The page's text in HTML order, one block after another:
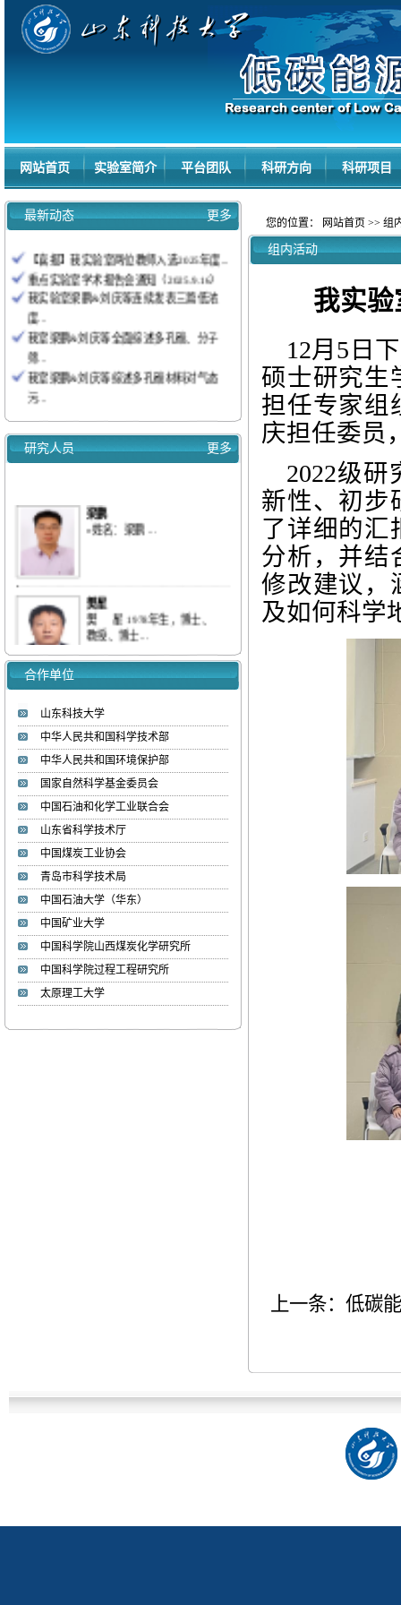
网站首页 实验室简介 平台团队 科研方向 科研项目
最新动态 更多
重点实验室学术报告会通知（2025.9.16）
我实验室梁鹏&刘庆等连续发表三篇低浓
筛...
我室梁鹏&刘庆等综述多孔碳材料对气态
污...
【喜报】我实验室教师入选ScholarGPS 20...
热烈欢迎李彦坤博士加入低碳能源化工实验
室
研究人员 更多
梁鹏
»姓名：梁鹏 ...
樊星
樊 星 1978年生，博士、
教授、博士...
赵国明
刘庆
»姓名：刘庆 ...
李湘萍
李 湘 萍 1985年生，博士、
学术教授、...
张文睿
张 文 睿 1986年，博士、副
教授、硕士生...
合作单位
山东科技大学
中华人民共和国科学技术部
中华人民共和国环境保护部
国家自然科学基金委员会
中国石油和化学工业联合会
山东省科学技术厅
中国煤炭工业协会
青岛市科学技术局
中国石油大学（华东）
中国矿业大学
中国科学院山西煤炭化学研究所
中国科学院过程工程研究所
太原理工大学
您的位置： 网站首页 >> 组
组内活动
我实验
12月5日
硕士研究生
担任专家组
庆担任委员
2022级
新性、初步
了详细的汇
分析，并结
修改建议，
及如何科学
上一条： 低碳